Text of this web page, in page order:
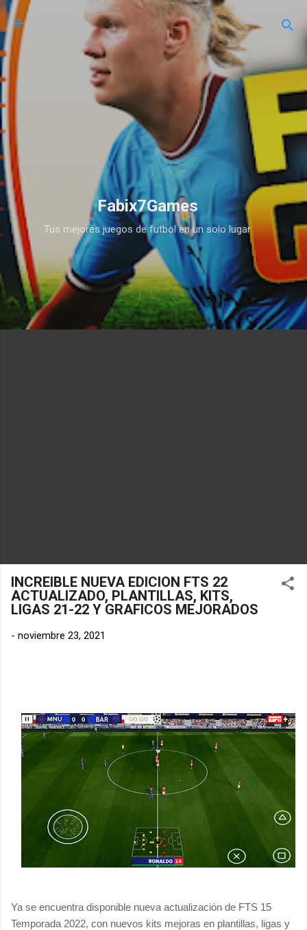
Ir al contenido principal
Fabix7Games
Tus mejores juegos de futbol en un solo lugar
INCREIBLE NUEVA EDICION FTS 22
ACTUALIZADO, PLANTILLAS, KITS,
LIGAS 21-22 Y GRAFICOS MEJORADOS
- noviembre 23, 2021
Ya se encuentra disponible nueva actualización de FTS 15
Temporada 2022, con nuevos kits mejoras en plantillas, ligas y